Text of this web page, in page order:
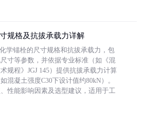
规格及抗拔承载力详解
学锚栓的尺寸规格和抗拔承载力，包
寸等参数，并依据专业标准（如《混
规程》JGJ 145）提供抗拔承载力计算
混凝土强度C30下设计值约80kN）。
性能影响因素及选型建议，适用于工